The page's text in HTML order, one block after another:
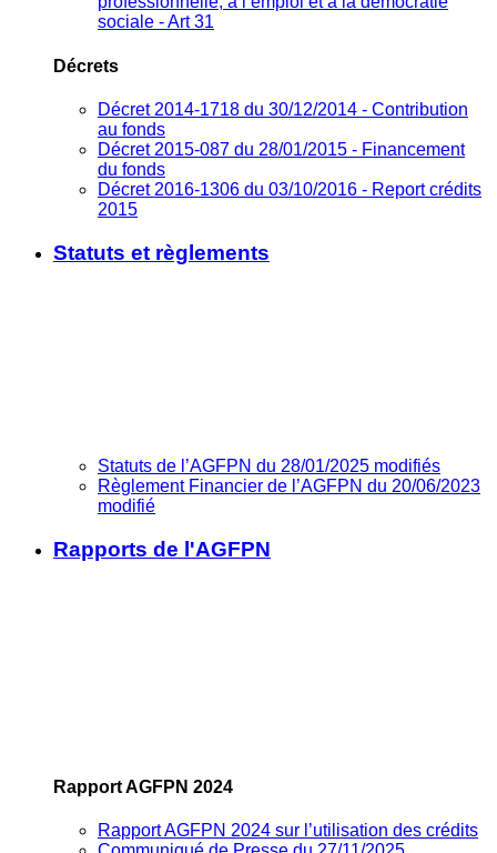
sociale - Art 31
Décrets
Décret 2014-1718 du 30/12/2014 - Contribution
au fonds
Décret 2015-087 du 28/01/2015 - Financement
du fonds
Décret 2016-1306 du 03/10/2016 - Report crédits
2015
Statuts et règlements
Statuts de l’AGFPN du 28/01/2025 modifiés
Règlement Financier de l’AGFPN du 20/06/2023
modifié
Rapports de l'AGFPN
Rapport AGFPN 2024
Rapport AGFPN 2024 sur l’utilisation des crédits